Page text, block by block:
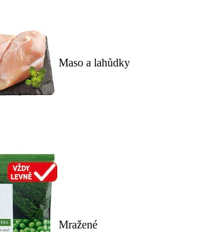
Maso a lahůdky
Mražené